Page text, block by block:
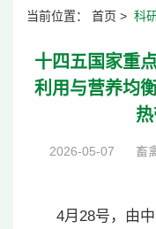
当前位置： 首页 > 科
十四五国家重
利用与营养均
2026-05-07
畜
4月28号，由